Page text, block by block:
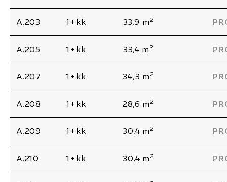
A.203 1+kk 33,9 m 2
A.205 1+kk 33,4 m 2
A.207 1+kk 34,3 m 2
A.208 1+kk 28,6 m 2
A.209 1+kk 30,4 m 2
A.210 1+kk 30,4 m 2